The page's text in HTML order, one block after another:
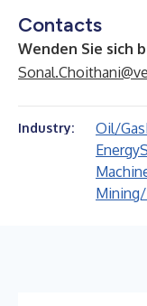
Contacts
Wenden Sie sich
Industry: Oil/Gas
Energy